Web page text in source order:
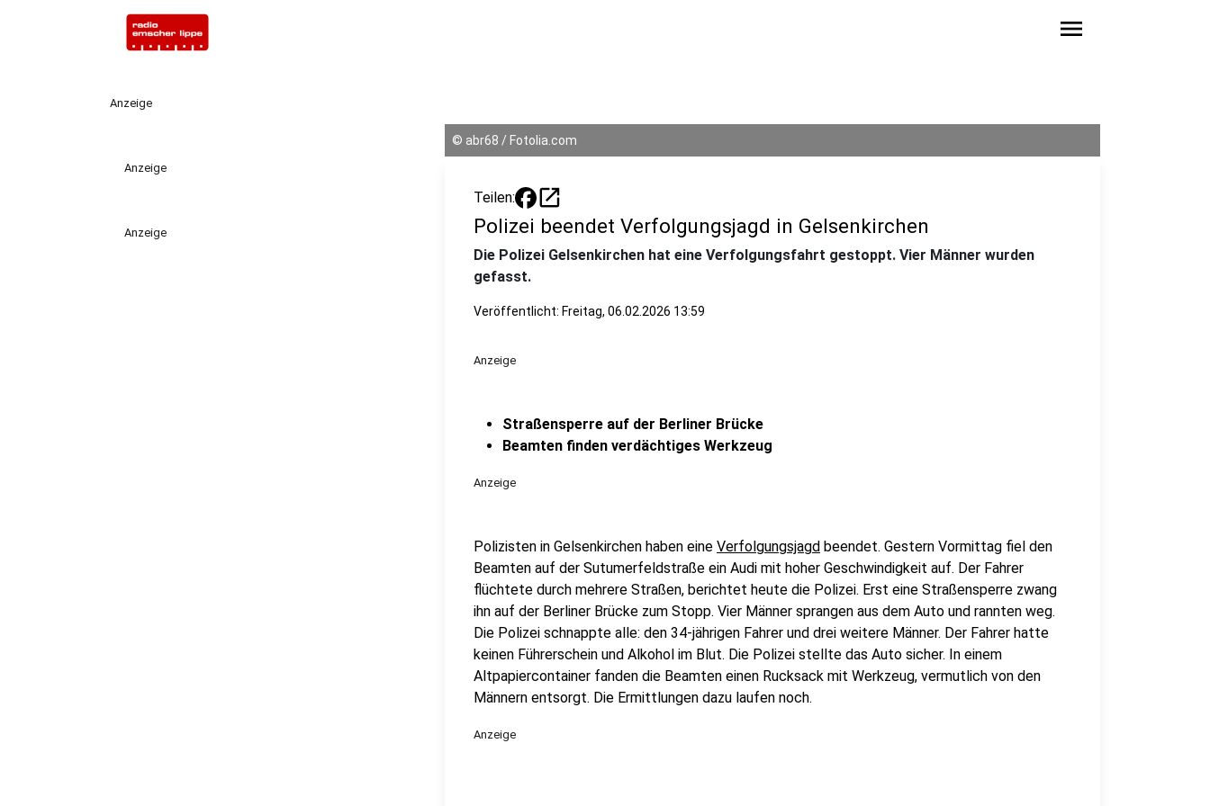
menu
Anzeige
Anzeige
Anzeige
© abr68 / Fotolia.com
Teilen: open_in_new
Polizei beendet Verfolgungsjagd in Gelsenkirchen
Die Polizei Gelsenkirchen hat eine Verfolgungsfahrt gestoppt. Vier Männer wurden
gefasst.
Veröffentlicht: Freitag, 06.02.2026 13:59
Anzeige
Straßensperre auf der Berliner Brücke
Beamten finden verdächtiges Werkzeug
Anzeige
Polizisten in Gelsenkirchen haben eine Verfolgungsjagd beendet. Gestern Vormittag fiel den
Beamten auf der Sutumerfeldstraße ein Audi mit hoher Geschwindigkeit auf. Der Fahrer
flüchtete durch mehrere Straßen, berichtet heute die Polizei. Erst eine Straßensperre zwang
ihn auf der Berliner Brücke zum Stopp. Vier Männer sprangen aus dem Auto und rannten weg.
Die Polizei schnappte alle: den 34-jährigen Fahrer und drei weitere Männer. Der Fahrer hatte
keinen Führerschein und Alkohol im Blut. Die Polizei stellte das Auto sicher. In einem
Altpapiercontainer fanden die Beamten einen Rucksack mit Werkzeug, vermutlich von den
Männern entsorgt. Die Ermittlungen dazu laufen noch.
Anzeige